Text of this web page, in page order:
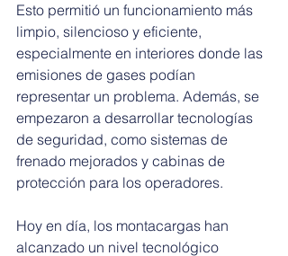
Esto permitió un funcionamiento más
limpio, silencioso y eficiente,
especialmente en interiores donde las
emisiones de gases podían
representar un problema. Además, se
empezaron a desarrollar tecnologías
de seguridad, como sistemas de
frenado mejorados y cabinas de
protección para los operadores.
Hoy en día, los montacargas han
alcanzado un nivel tecnológico